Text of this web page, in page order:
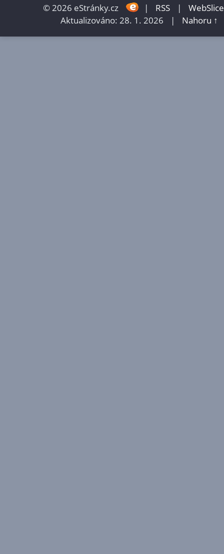
© 2026 eStránky.cz | RSS |
WebSlice
Aktualizováno: 28. 1. 2026
| Nahoru ↑